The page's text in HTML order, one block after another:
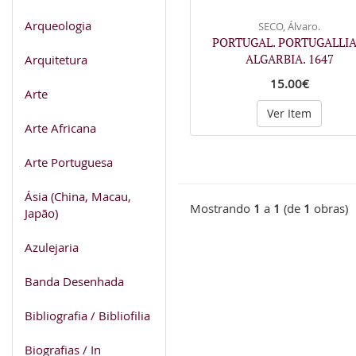
Arqueologia
Arquitetura
Arte
Arte Africana
Arte Portuguesa
Ásia (China, Macau,
Japão)
Azulejaria
Banda Desenhada
Bibliografia / Bibliofilia
Biografias / In
SECO, Álvaro.
PORTUGAL.
ALGARBIA. 1647
15.00€
Ver Item
Mostrando 1 a 1 (de 1 obras)